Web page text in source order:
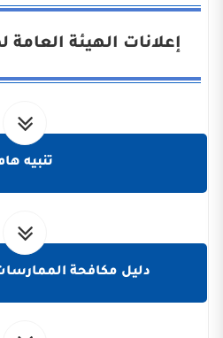
إعلانات الهيئة العامة
تنبيه
دليل مكافحة